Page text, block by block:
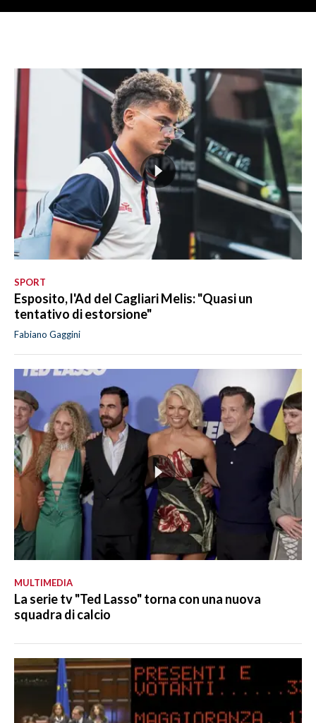
SPORT
Esposito, l'Ad del Cagliari Melis: "Quasi un
tentativo di estorsione"
Fabiano Gaggini
MULTIMEDIA
La serie tv "Ted Lasso" torna con una nuova
squadra di calcio